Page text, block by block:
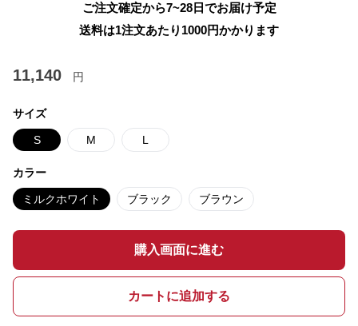
ご注文確定から7~28日でお届け予定
送料は1注文あたり 1000円かかります
11,140 円
サイズ
S M L
カラー
ミルクホワイト ブラック ブラウン
購入画面に進む
カートに追加する